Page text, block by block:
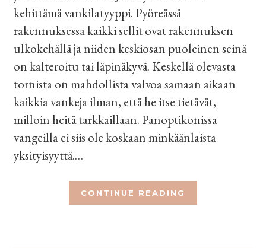
kehittämä vankilatyyppi. Pyöreässä
rakennuksessa kaikki sellit ovat rakennuksen
ulkokehällä ja niiden keskiosan puoleinen seinä
on kalteroitu tai läpinäkyvä. Keskellä olevasta
tornista on mahdollista valvoa samaan aikaan
kaikkia vankeja ilman, että he itse tietävät,
milloin heitä tarkkaillaan. Panoptikonissa
vangeilla ei siis ole koskaan minkäänlaista
yksityisyyttä.…
CONTINUE READING